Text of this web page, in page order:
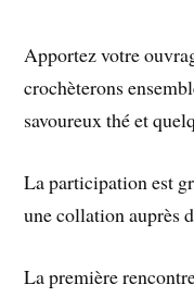
Apportez votre
crochèterons
savoureux thé et
La participation est
une collation auprès
La première